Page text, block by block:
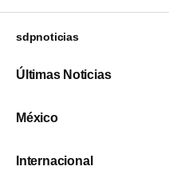
sdpnoticias
Últimas Noticias
México
Internacional